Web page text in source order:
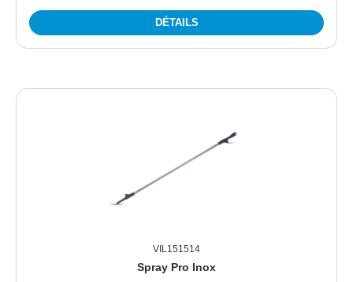
DÉTAILS
VIL151514
Spray Pro Inox